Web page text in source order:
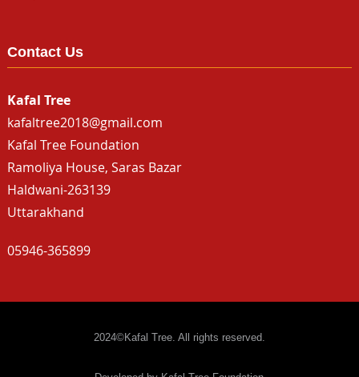
Contact Us
Kafal Tree
kafaltree2018@gmail.com
Kafal Tree Foundation
Ramoliya House, Saras Bazar
Haldwani-263139
Uttarakhand
05946-365899
2024©Kafal Tree. All rights reserved.